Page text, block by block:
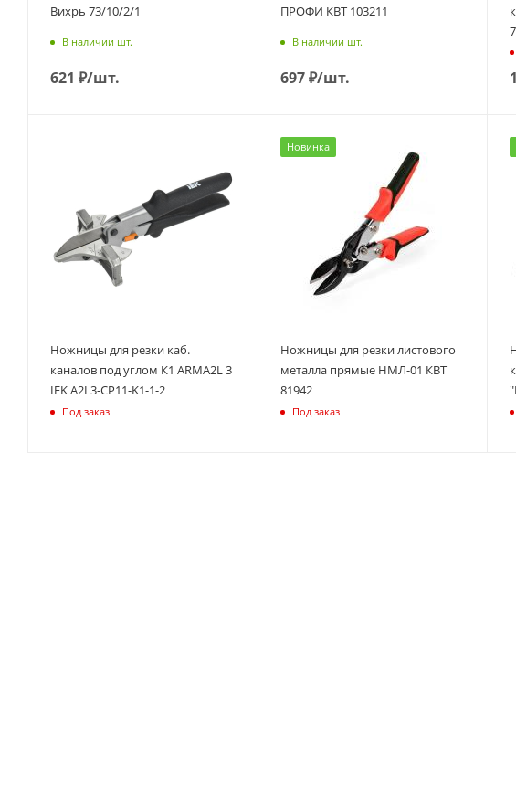
Вихрь 73/10/2/1
В наличии шт.
621 ₽/шт.
ПРОФИ КВТ 103211
В наличии шт.
697₽/шт.
Ножницы для резки каб.
каналов под углом К1 ARMA2L 3
IEK A2L3-CP11-K1-1-2
Под заказ
Новинка
Ножницы для резки листового
металла прямые НМЛ-01 КВТ
81942
Под заказ